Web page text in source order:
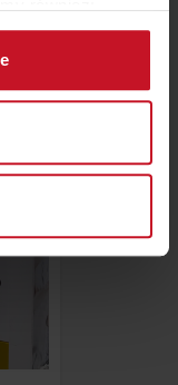
lokalizacji
do kilku metrów
aktywnie
palca)
osobiste
preferencje w
chwili.
treści
i
o tym, jak